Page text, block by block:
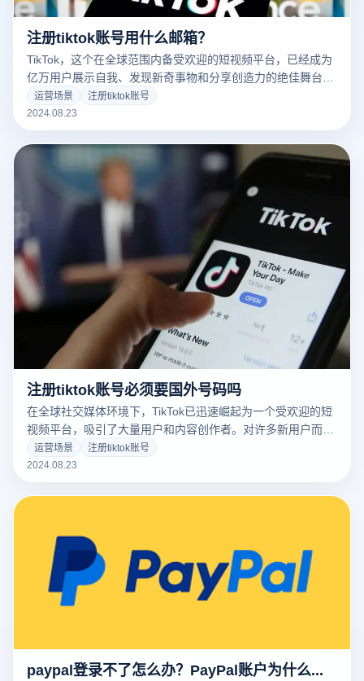
注册tiktok账号用什么邮箱？
TikTok，这个在全球范围内备受欢迎的短视频平台，已经成为
亿万用户展示自我、发现新奇事物和分享创造力的绝佳舞台。
然而，对于许多新手用户来说，如何顺利注册TikTok账户仍然
是一个挑战。在注册过程中，关于“哪些电子邮件可以用于注
册TikTok”和“如何使用电子邮件注册TikTok”常常让人感到困
惑。本文将详细解答这些疑问，并为您提供完整的注册流程指
运营场景
注册tiktok账号
2024.08.23
注册tiktok账号必须要国外号码吗
在全球社交媒体环境下，TikTok已迅速崛起为一个受欢迎的短
视频平台，吸引了大量用户和内容创作者。对许多新用户而
言，注册TikTok账户时常会遇到一些疑问。其中一个常见的问
题是：注册TikTok账户是否必须使用国外手机号码？本文将探
运营场景
注册tiktok账号
2024.08.23
paypal登录不了怎么办？PayPal账户为什么会受到限制?